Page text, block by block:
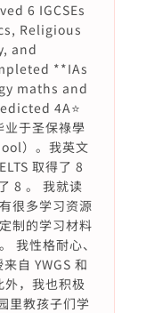
6 IGCSEs
Religious
and
**IAs
maths and
4A⭐️
于圣保祿學
）。我英文
取得了 8
8 。 我就读
很多学习资源
制的学习材料
我性格耐心、
自 YWGS 和
，我也积极
里教孩子们学